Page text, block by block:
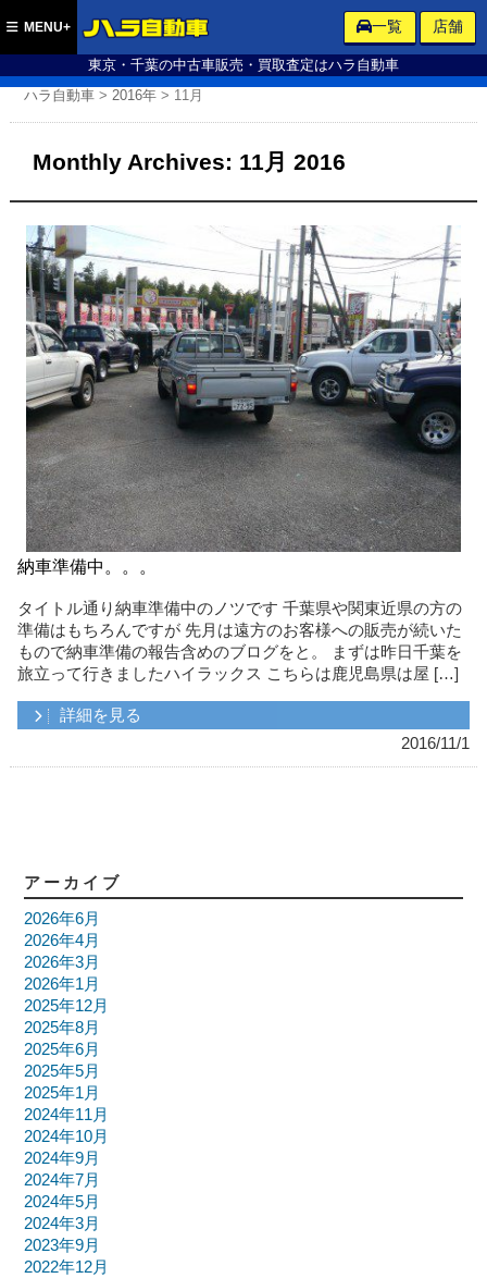
東京・千葉の中古車販売・買取査定はハラ自動車
MENU+ 一覧 店舗
ハラ自動車 >2016年 > 11月
Monthly Archives: 11月 2016
納車準備中。。。
タイトル通り納車準備中のノツです 千葉県や関東近県の方の
準備はもちろんですが 先月は遠方のお客様への販売が続いた
もので納車準備の報告含めのブログをと。 まずは昨日千葉を
旅立って行きましたハイラックス こちらは鹿児島県は屋 […]
詳細を見る
2016/11/1
アーカイブ
2026年6月
2026年4月
2026年3月
2026年1月
2025年12月
2025年8月
2025年6月
2025年5月
2025年1月
2024年11月
2024年10月
2024年9月
2024年7月
2024年5月
2024年3月
2023年9月
2022年12月